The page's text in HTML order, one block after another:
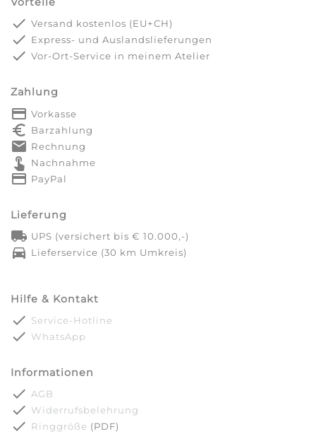
done Versand kostenlos (EU+CH)
done Express- und Auslandslieferungen
done Vor-Ort-Service in meinem Atelier
Zahlung
payment Vorkasse
euro_symbol Barzahlung
markunread Rechnung
touch_app Nachnahme
credit_card PayPal
Lieferung
local_shipping UPS (versichert bis € 10.000,-)
directions_car Lieferservice (30 km Umkreis)
Hilfe & Kontakt
done Service-Hotline
done WhatsApp
Informationen
done AGB
done Widerrufsbelehrung
done Ringgröße (PDF)